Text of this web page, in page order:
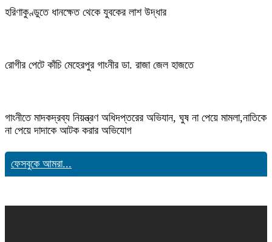
হরিণাকুণ্ডুতে ধানক্ষেত থেকে যুবকের লাশ উদ্ধার
রোগীর পেটে কাঁচি মেহেরপুর গাংনীর ডা. রাজা জেল হাজতে
গাংনীতে মাদকদ্রব্য নিয়ন্ত্রণ অধিদপ্তরের অভিযান, ঘুষ না পেয়ে মামলা,নাতিকে
না পেয়ে দাদাকে আটক করার অভিযোগ
ফেসবুকে আমরা...